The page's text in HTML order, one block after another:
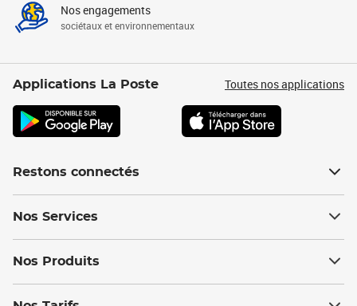
Nos engagements
sociétaux et environnementaux
Applications La Poste Toutes nos applications
Restons connectés
Nos Services
Nos Produits